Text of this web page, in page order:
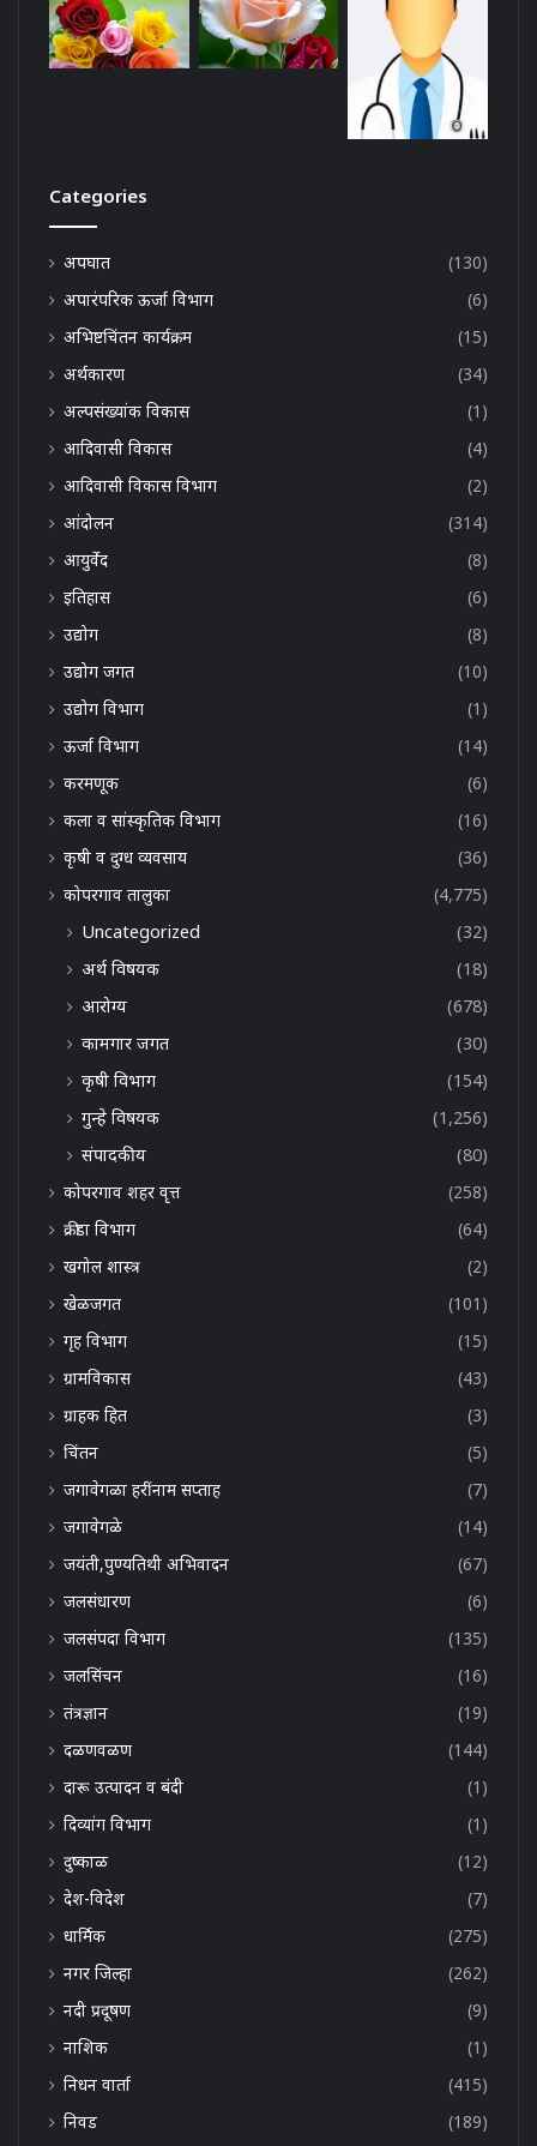
Categories
अपघात
(130)
अपारंपरिक ऊर्जा विभाग
(6)
अभिष्टचिंतन कार्यक्रम
(15)
अर्थकारण
(34)
अल्पसंख्यांक विकास
(1)
आदिवासी विकास
(4)
आदिवासी विकास विभाग
(2)
आंदोलन
(314)
आयुर्वेद
(8)
इतिहास
(6)
उद्योग
(8)
उद्योग जगत
(10)
उद्योग विभाग
(1)
ऊर्जा विभाग
(14)
करमणूक
(6)
कला व सांस्कृतिक विभाग
(16)
कृषी व दुग्ध व्यवसाय
(36)
कोपरगाव तालुका
(4,775)
Uncategorized
(32)
अर्थ विषयक
(18)
आरोग्य
(678)
कामगार जगत
(30)
कृषी विभाग
(154)
गुन्हे विषयक
(1,256)
संपादकीय
(80)
कोपरगाव शहर वृत्त
(258)
क्रीडा विभाग
(64)
खगोल शास्त्र
(2)
खेळजगत
(101)
गृह विभाग
(15)
ग्रामविकास
(43)
ग्राहक हित
(3)
चिंतन
(5)
जगावेगळा हरींनाम सप्ताह
(7)
जगावेगळे
(14)
जयंती,पुण्यतिथी अभिवादन
(67)
जलसंधारण
(6)
जलसंपदा विभाग
(135)
जलसिंचन
(16)
तंत्रज्ञान
(19)
दळणवळण
(144)
दारू उत्पादन व बंदी
(1)
दिव्यांग विभाग
(1)
दुष्काळ
(12)
देश-विदेश
(7)
धार्मिक
(275)
नगर जिल्हा
(262)
नदी प्रदूषण
(9)
नाशिक
(1)
निधन वार्ता
(415)
निवड
(189)